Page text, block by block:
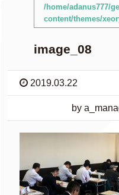
/home/adanus777/
content/themes/
image_08
2019.03.22
by